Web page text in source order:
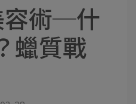
容術─什
蠟質戰